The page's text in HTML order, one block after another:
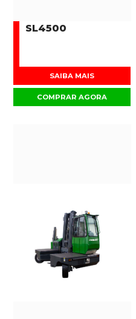
SL4500
SAIBA MAIS
COMPRAR AGORA